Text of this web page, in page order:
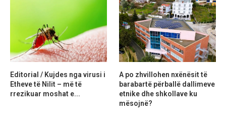
Editorial / Kujdes nga virusi i
Etheve të Nilit – më të
rrezikuar moshat e...
A po zhvillohen nxënësit të
barabartë përballë dallimeve
etnike dhe shkollave ku
mësojnë?